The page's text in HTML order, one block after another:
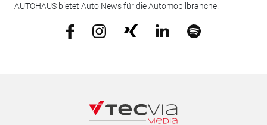
AUTOHAUS bietet Auto News für die Automobilbranche.